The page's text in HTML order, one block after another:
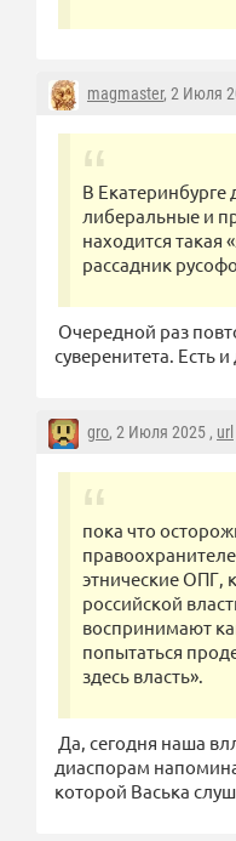
magmaster, 2 Июля
В Екатеринбурге
либеральные и
находится такая
рассадник
Очередной раз
суверенитета. Есть
gro, 2 Июля 2025 , url
пока что
этнические ОПГ,
российской
воспринимают
попытаться
здесь власть».
Да, сегодня наша
диаспорам
которой Васька